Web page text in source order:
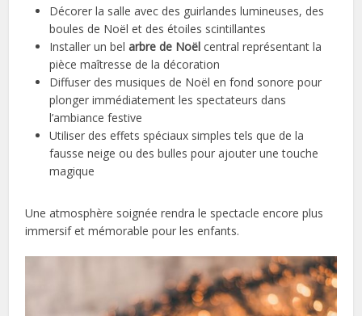
Décorer la salle avec des guirlandes lumineuses, des
boules de Noël et des étoiles scintillantes
Installer un belarbre de Noël central représentant la
pièce maîtresse de la décoration
Diffuser des musiques de Noël en fond sonore pour
plonger immédiatement les spectateurs dans
l’ambiance festive
Utiliser des effets spéciaux simples tels que de la
fausse neige ou des bulles pour ajouter une touche
magique
Une atmosphère soignée rendra le spectacle encore plus
immersif et mémorable pour les enfants.